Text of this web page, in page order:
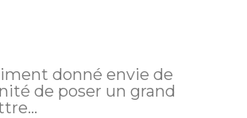
donné envie de
de poser un grand